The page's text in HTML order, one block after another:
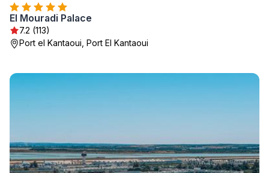
El Mouradi Palace
7.2 (113)
Port el Kantaoui, Port El Kantaoui